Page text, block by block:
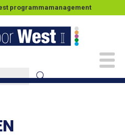
programmamanagement